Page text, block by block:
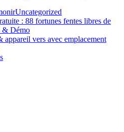
Categories
Uncategorized
: 88 fortunes fentes libres de
& Démo
vers avec emplacement